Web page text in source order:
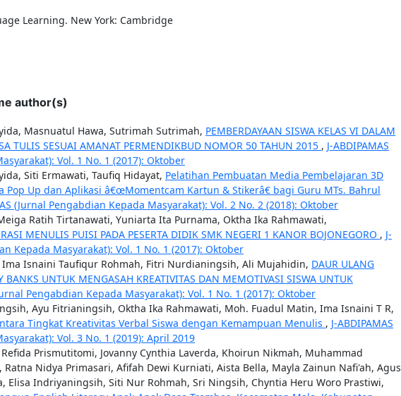
Learning. New York: Cambridge
author(s)
Masnuatul Hawa, Sutrimah Sutrimah, PEMBERDAYAAN SISWA KELAS VI DALAM
TULIS SESUAI AMANAT PERMENDIKBUD NOMOR 50 TAHUN 2015 , J-ABDIPAMAS
Vol. 1 No. 1 (2017): Oktober
Siti Ermawati, Taufiq Hidayat, Pelatihan Pembuatan Media Pembelajaran 3D
Pop Up dan Aplikasi â€œMomentcam Kartun & Stikerâ€ bagi Guru MTs. Bahrul
(Jurnal Pengabdian Kepada Masyarakat): Vol. 2 No. 2 (2018): Oktober
Ratih Tirtanawati, Yuniarta Ita Purnama, Oktha Ika Rahmawati,
MENULIS PUISI PADA PESERTA DIDIK SMK NEGERI 1 KANOR BOJONEGORO , J-
Kepada Masyarakat): Vol. 1 No. 1 (2017): Oktober
Ima Isnaini Taufiqur Rohmah, Fitri Nurdianingsih, Ali Mujahidin, DAUR ULANG
BANKS UNTUK MENGASAH KREATIVITAS DAN MEMOTIVASI SISWA UNTUK
Pengabdian Kepada Masyarakat): Vol. 1 No. 1 (2017): Oktober
Ayu Fitrianingsih, Oktha Ika Rahmawati, Moh. Fuadul Matin, Ima Isnaini T R,
Tingkat Kreativitas Verbal Siswa dengan Kemampuan Menulis , J-ABDIPAMAS
Vol. 3 No. 1 (2019): April 2019
Prismutitomi, Jovanny Cynthia Laverda, Khoirun Nikmah, Muhammad
Nidya Primasari, Afifah Dewi Kurniati, Aista Bella, Mayla Zainun Nafi'ah, Agus
Elisa Indriyaningsih, Siti Nur Rohmah, Sri Ningsih, Chyntia Heru Woro Prastiwi,